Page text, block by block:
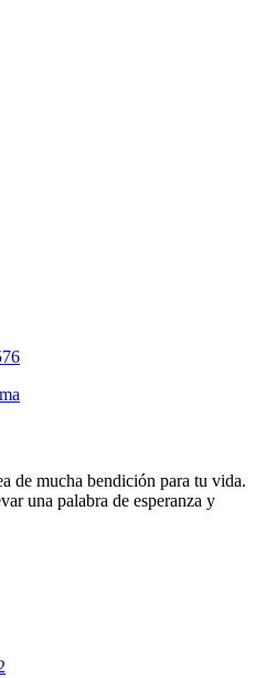
de mucha bendición para tu vida.
una palabra de esperanza y